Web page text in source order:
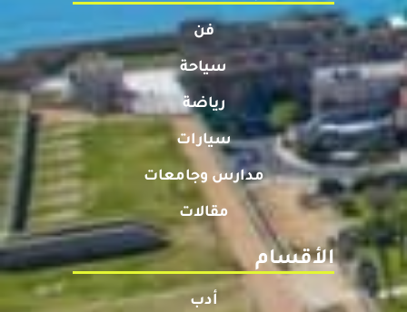
فن
سياحة
رياضة
سيارات
مدارس وجامعات
مقالات
الأقسام
أدب